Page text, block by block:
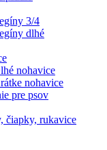
3/4
dlhé
nohavice
nohavice
pre psov
čiapky, rukavice